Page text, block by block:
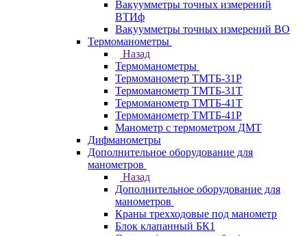
Вакуумметры точных измерений
ВТИф
Вакуумметры точных измерений ВО
Термоманометры
Назад
Термоманометры
Термоманометр ТМТБ-31Р
Термоманометр ТМТБ-31Т
Термоманометр ТМТБ-41Т
Термоманометр ТМТБ-41Р
Манометр с термометром ДМТ
Дифманометры
Дополнительное оборудование для
манометров
Назад
Дополнительное оборудование для
манометров
Краны трехходовые под манометр
Блок клапанный БК1